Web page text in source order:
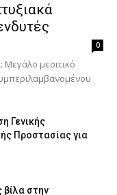
0
μεσιτικό
Γενικής
Προστασίας για
στην